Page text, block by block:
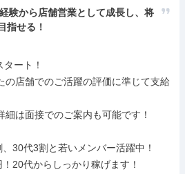
験から店舗営業として成長し、将
指せる！
ート！
の店舗でのご活躍の評価に準じて支給
は面接でのご案内も可能です！
30代3割と若いメンバー活躍中！
20代からしっかり稼げます！